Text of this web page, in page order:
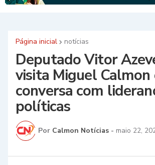
Página inicial notícias
Deputado Vitor
visita Miguel Calmon
conversa com
políticas
Por Calmon Notícias - maio 22,